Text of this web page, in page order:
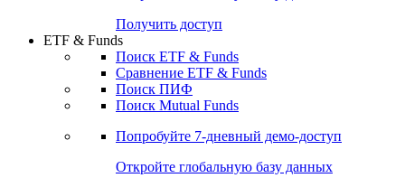
Получить доступ
ETF & Funds
Поиск ETF & Funds
Сравнение ETF & Funds
Поиск ПИФ
Поиск Mutual Funds
Попробуйте 7-дневный демо-доступ
Откройте глобальную базу данных